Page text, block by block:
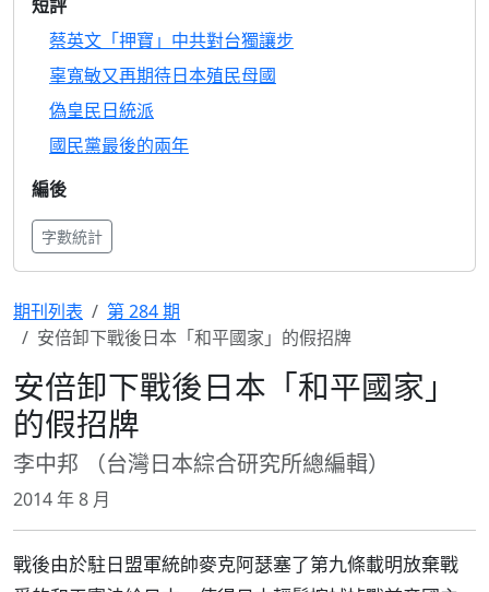
短評
蔡英文「押寶」中共對台獨讓步
辜寬敏又再期待日本殖民母國
偽皇民日統派
國民黨最後的兩年
編後
字數統計
期刊列表
第 284 期
安倍卸下戰後日本「和平國家」的假招牌
安倍卸下戰後日本「和平國家」
的假招牌
李中邦 （台灣日本綜合研究所總編輯）
2014 年 8 月
戰後由於駐日盟軍統帥麥克阿瑟塞了第九條載明放棄戰